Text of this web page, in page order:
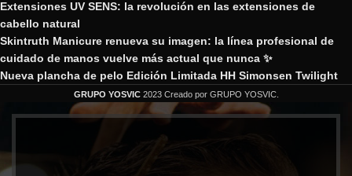
Extensiones UV SENS: la revolución en las extensiones de
cabello natural
Skintruth Manicure renueva su imagen: la línea profesional de
cuidado de manos vuelve más actual que nunca ✨
Nueva plancha de pelo Edición Limitada HH Simonsen Twilight
GRUPO YOSVIC 2023 Creado por GRUPO YOSVIC.